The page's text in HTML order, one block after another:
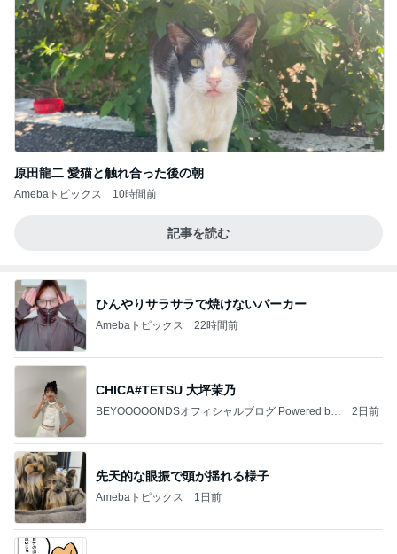
原田龍二 愛猫と触れ合った後の朝
Amebaトピックス 10時間前
記事を読む
ひんやりサラサラで焼けないパーカー
Amebaトピックス 22時間前
CHICA#TETSU 大坪茉乃
BEYOOOOONDSオフィシャルブログ Powered by
2日前
先天的な眼振で頭が揺れる様子
Amebaトピックス 1日前